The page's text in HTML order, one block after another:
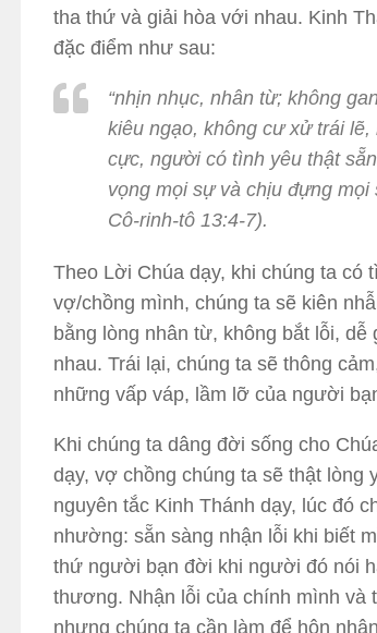
tha thứ và giải hòa với nhau. Kinh
đặc điểm như sau:
“nhịn nhục, nhân từ; không
kiêu ngạo, không cư xử trái
cực, người có tình yêu thật
vọng mọi sự và chịu đựng
Cô-rinh-tô 13:4-7).
Theo Lời Chúa dạy, khi chúng ta có
vợ/chồng mình, chúng ta sẽ kiên
bằng lòng nhân từ, không bắt lỗi,
nhau. Trái lại, chúng ta sẽ thông
những vấp váp, lầm lỡ của người
Khi chúng ta dâng đời sống cho
dạy, vợ chồng chúng ta sẽ thật lòng
nguyên tắc Kinh Thánh dạy, lúc đó
nhường: sẵn sàng nhận lỗi khi biết
thứ người bạn đời khi người đó nói
thương. Nhận lỗi của chính mình
nhưng chúng ta cần làm để hôn